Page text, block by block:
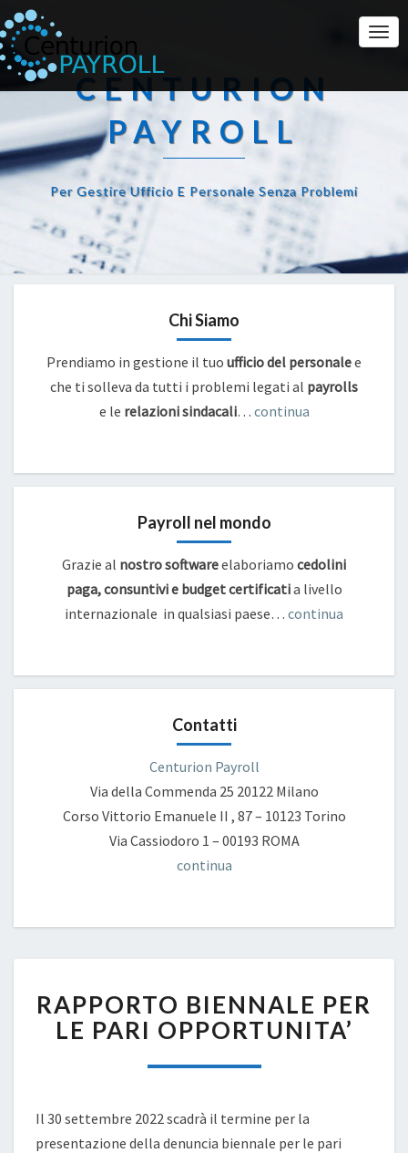
CENTURION
PAYROLL
Per Gestire Ufficio E Personale Senza Problemi
Chi Siamo
Prendiamo in gestione il tuo ufficio del personalee
che ti solleva da tutti i problemi legati al payrolls
e le relazioni sindacali… continua
Payroll nel mondo
Grazie al nostro softwareelaboriamo cedolini
paga, consuntivi e budget certificatia livello
internazionale in qualsiasi paese… continua
Contatti
Centurion Payroll
Via della Commenda 25 20122 Milano
Corso Vittorio Emanuele II , 87 – 10123 Torino
Via Cassiodoro 1 – 00193 ROMA
continua
BIENNALE
PER
LE
PARI
RAPPORTO BIENNALE PER
LE PARI OPPORTUNITA’
Il 30 settembre 2022 scadrà il termine per la
presentazione della denuncia biennale per le pari